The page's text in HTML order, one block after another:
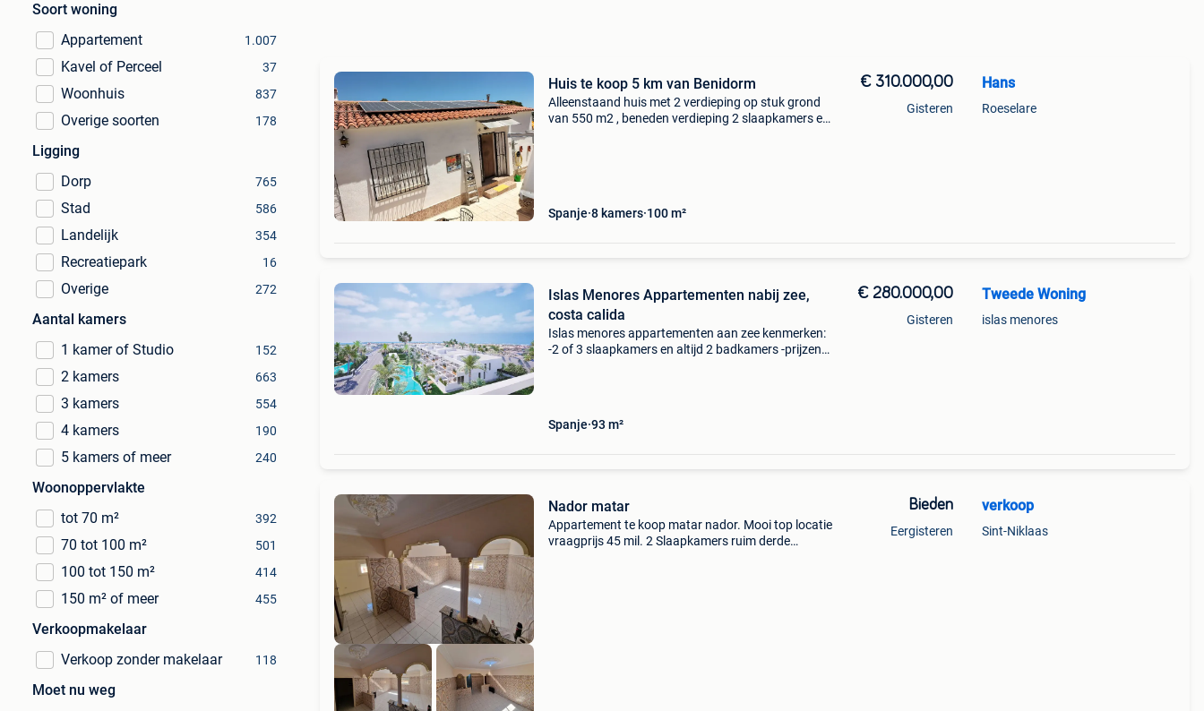
Soort woning
Appartement
1.007
Kavel of Perceel 37
Woonhuis 837
Overige soorten 178
Ligging
Dorp
765
Stad 586
Landelijk 354
Recreatiepark 16
Overige 272
Aantal kamers
1 kamer of Studio
152
2 kamers 663
3 kamers 554
4 kamers 190
5 kamers of meer 240
Woonoppervlakte
tot 70 m²
392
70 tot 100 m² 501
100 tot 150 m² 414
150 m² of meer 455
Verkoopmakelaar
Verkoop zonder makelaar
118
Moet nu weg
Huis te koop 5 km van Benidorm
Alleenstaand huis met 2 verdieping op stuk grond
van 550 m2 , beneden verdieping 2 slaapkamers en
Spanje 8 kamers 100 m²
€ 310.000,00
Gisteren
Hans
Roeselare
Islas Menores Appartementen nabij zee,
costa calida
Islas menores appartementen aan zee kenmerken:
-2 of 3 slaapkamers en altijd 2 badkamers -prijzen
Spanje 93 m²
€ 280.000,00
Gisteren
Tweede Woning
islas menores
Nador matar
Appartement te koop matar nador. Mooi top locatie
vraagprijs 45 mil. 2 Slaapkamers ruim derde
Bieden
Eergisteren
verkoop
Sint-Niklaas